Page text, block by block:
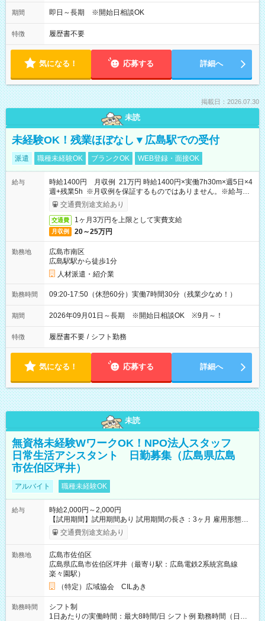
期間 即日～長期 ※開始日相談OK
特徴 履歴書不要
気になる！ 応募する 詳細へ
掲載日：2026.07.30
未読
未経験OK！残業ほぼなし▼広島駅での受付
派遣 職種未経験OK ブランクOK WEB登録・面接OK
給与
時給1400円 月収例 21万円 時給1400円×実働7h30m×週5日×4
週+残業5h ※月収例を保証するものではありません。※給与即
受取りサービス利用可（利用条件有）
交通費別途支給あり
交通費 1ヶ月3万円を上限として実費支給
月収例 20～25万円
勤務地
広島市南区
広島駅駅から徒歩1分
人材派遣・紹介業
勤務時間 09:20-17:50（休憩60分）実働7時間30分（残業少なめ！）
期間 2026年09月01日～長期 ※開始日相談OK ※9月～！
特徴 履歴書不要 / シフト勤務
気になる！ 応募する 詳細へ
未読
無資格未経験WワークOK！NPO法人スタッフ
日常生活アシスタント 日勤募集（広島県広島
市佐伯区坪井）
アルバイト 職種未経験OK
給与
時給2,000円～2,000円
【試用期間】試用期間あり 試用期間の長さ：3ヶ月 雇用形態、
給与は本採用時と同じです。
交通費別途支給あり
勤務地
広島市佐伯区
広島県広島市佐伯区坪井（最寄り駅：広島電鉄2系統宮島線
楽々園駅）
（特定）広域協会 CILあき
勤務時間
シフト制
1日あたりの実働時間：最大8時間/日 シフト例 勤務時間（日